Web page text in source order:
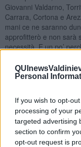
Personal
If you wish to opt-
processing of your
targeted advertising
section to confirm
opt-out request is
Giovanni Valdarno,
Carrara, Cortona e
mani ce ne saranno
approfitterò e non sarà
necessità. E un po’